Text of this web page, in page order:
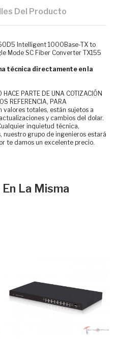
Del Producto
Intelligent 1000Base-TX to
Mode SC Fiber Converter TX155
técnica directamente en la
HACE PARTE DE UNA COTIZACIÓN
REFERENCIA, PARA
valores totales, están sujetos a
y cambios del dolar.
inquietud técnica,
nuestro grupo de ingenieros estará
te damos un excelente precio.
La Misma